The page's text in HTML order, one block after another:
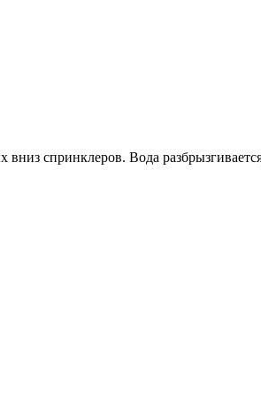
спринклеров. Вода